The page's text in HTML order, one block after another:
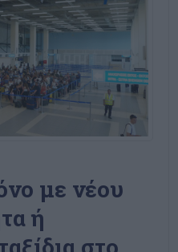
με νέου
ή